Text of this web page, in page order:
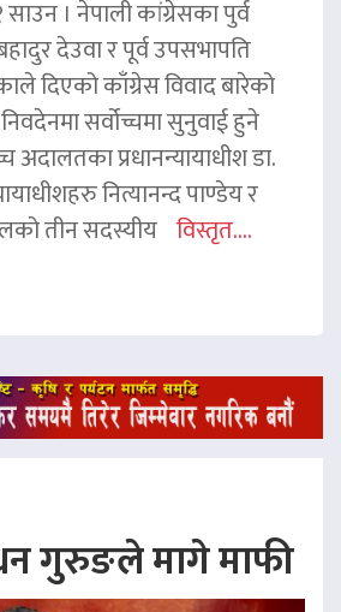
। नेपाली कांग्रेसका पुर्व
देउवा र पूर्व उपसभापति
दिएको काँग्रेस विवाद बारेको
सर्वोच्चमा सुनुवाई हुने
अदालतका प्रधानन्यायाधीश डा.
नित्यानन्द पाण्डेय र
तीन सदस्यीय विस्तृत....
गुरुङले मागे माफी